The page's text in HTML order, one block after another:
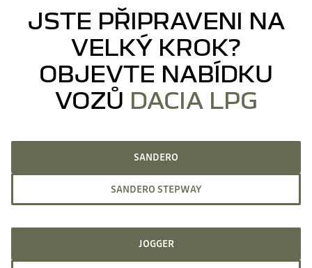
JSTE PŘIPRAVENI NA
VELKÝ KROK?
OBJEVTE NABÍDKU
VOZŮ DACIA LPG
SANDERO
SANDERO STEPWAY
JOGGER